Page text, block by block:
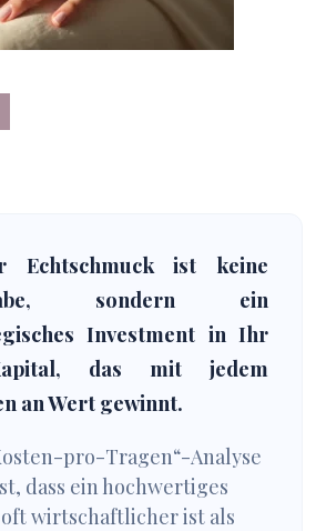
Echtschmuck ist keine
sondern ein
Investment in Ihr
das mit jedem
an Wert gewinnt.
pro-Tragen“-Analyse
dass ein hochwertiges
wirtschaftlicher ist als